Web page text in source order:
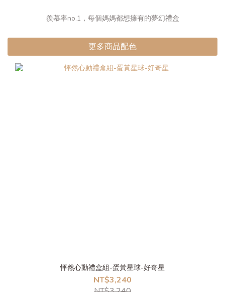
羨慕率no.1，每個媽媽都想擁有的夢幻禮盒
更多商品配色
怦然心動禮盒組-蛋黃星球-好奇星
NT$3,240